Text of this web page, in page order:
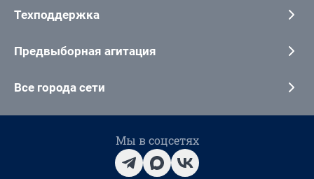
Техподдержка
Предвыборная агитация
Все города сети
Мы в соцсетях